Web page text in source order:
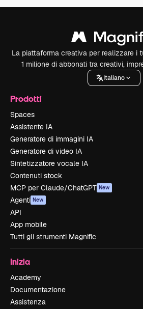
La piattaforma creativa per realizzare i
1 milione di abbonati tra creativi,
Italiano
Prodotti
Spaces
Assistente IA
Generatore di immagini IA
Generatore di video IA
Sintetizzatore vocale IA
Contenuti stock
MCP per Claude/ChatGPT New
Agenti New
API
App mobile
Tutti gli strumenti Magnific
Inizia
Academy
Documentazione
Assistenza